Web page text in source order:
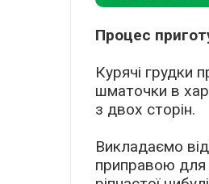
Процес
Курячі грудки
шматочки в
з двох сторін.
Викладаємо
приправою для